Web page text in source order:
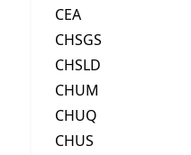
CEA
CHSGS
CHSLD
CHUM
CHUQ
CHUS